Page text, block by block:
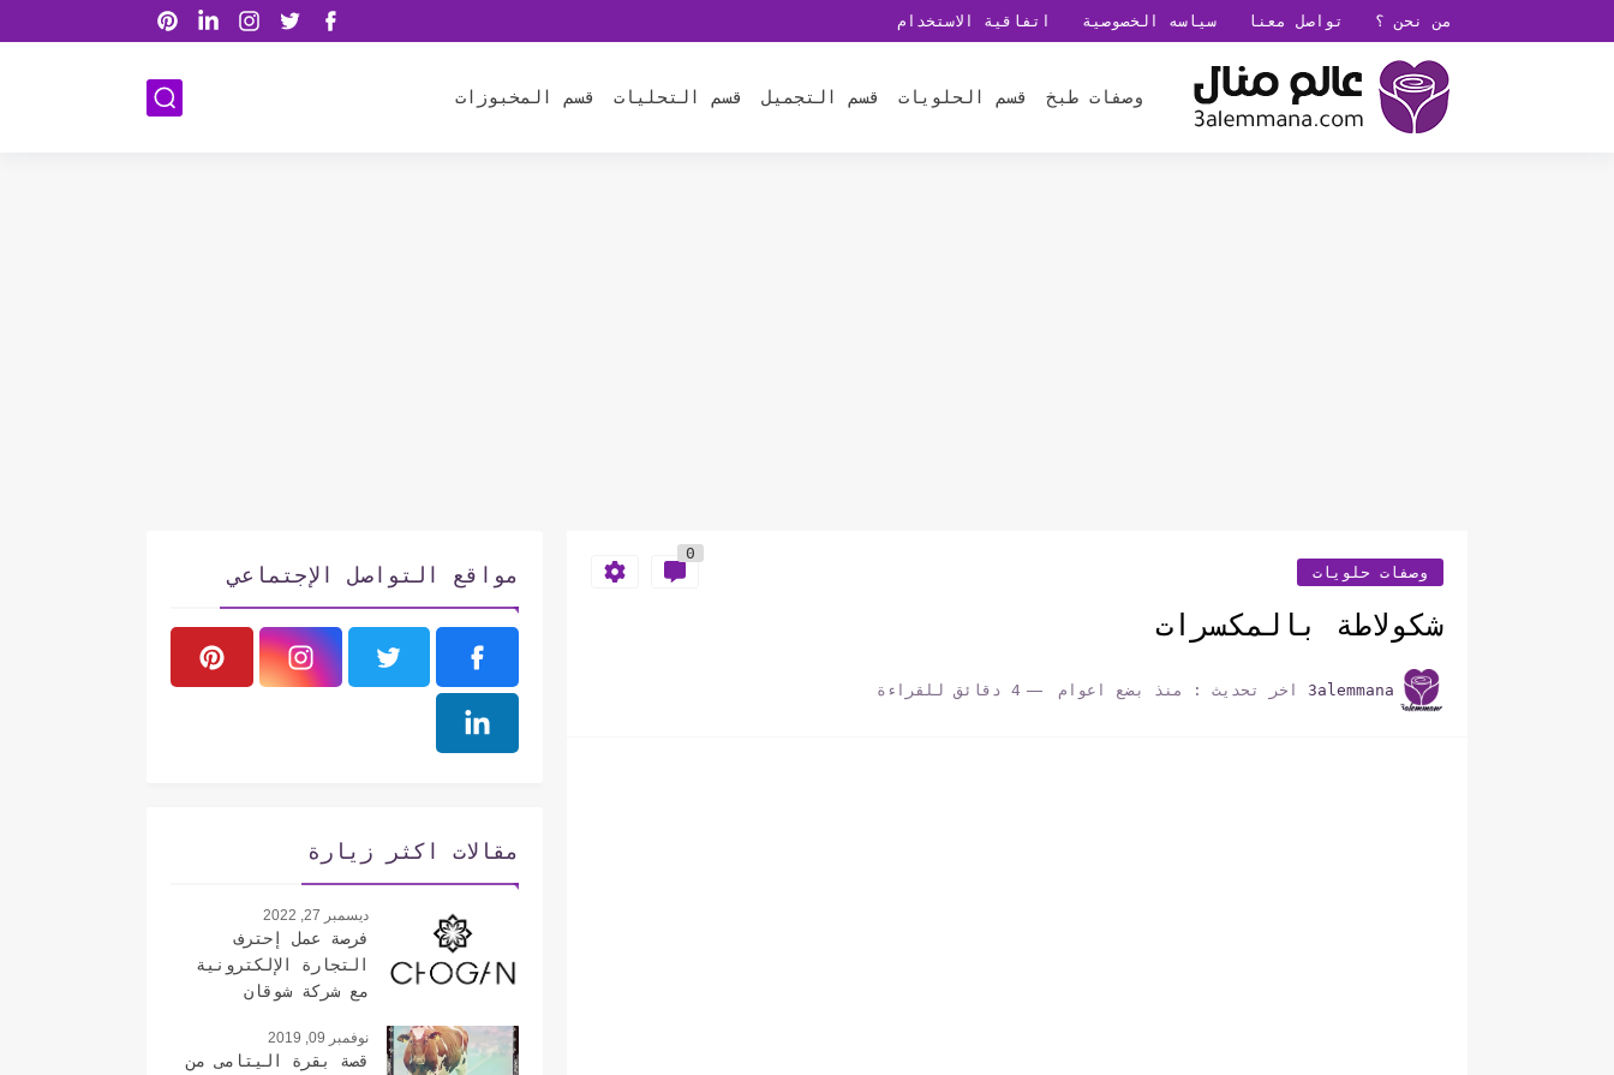
من نحن ؟ تواصل معنا سياسه الخصوصية اتفاقية الاستخدام
وصفات طبخ قسم الحلويات قسم التجميل قسم التحليات قسم المخبوزات
وصفات حلويات
0
شكولاطة بالمكسرات
3alemmana اخر تحديث : منذ بضع اعوام 4 دقائق للقراءة
مواقع التواصل الإجتماعي
مقالات اكثر زيارة
ديسمبر 27, 2022
فرصة عمل إحترف
التجارة الإلكترونية
مع شركة شوقان
نوفمبر 09, 2019
قصة بقرة اليتامى من